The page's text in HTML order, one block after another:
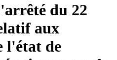
du 22
aux
l'état de